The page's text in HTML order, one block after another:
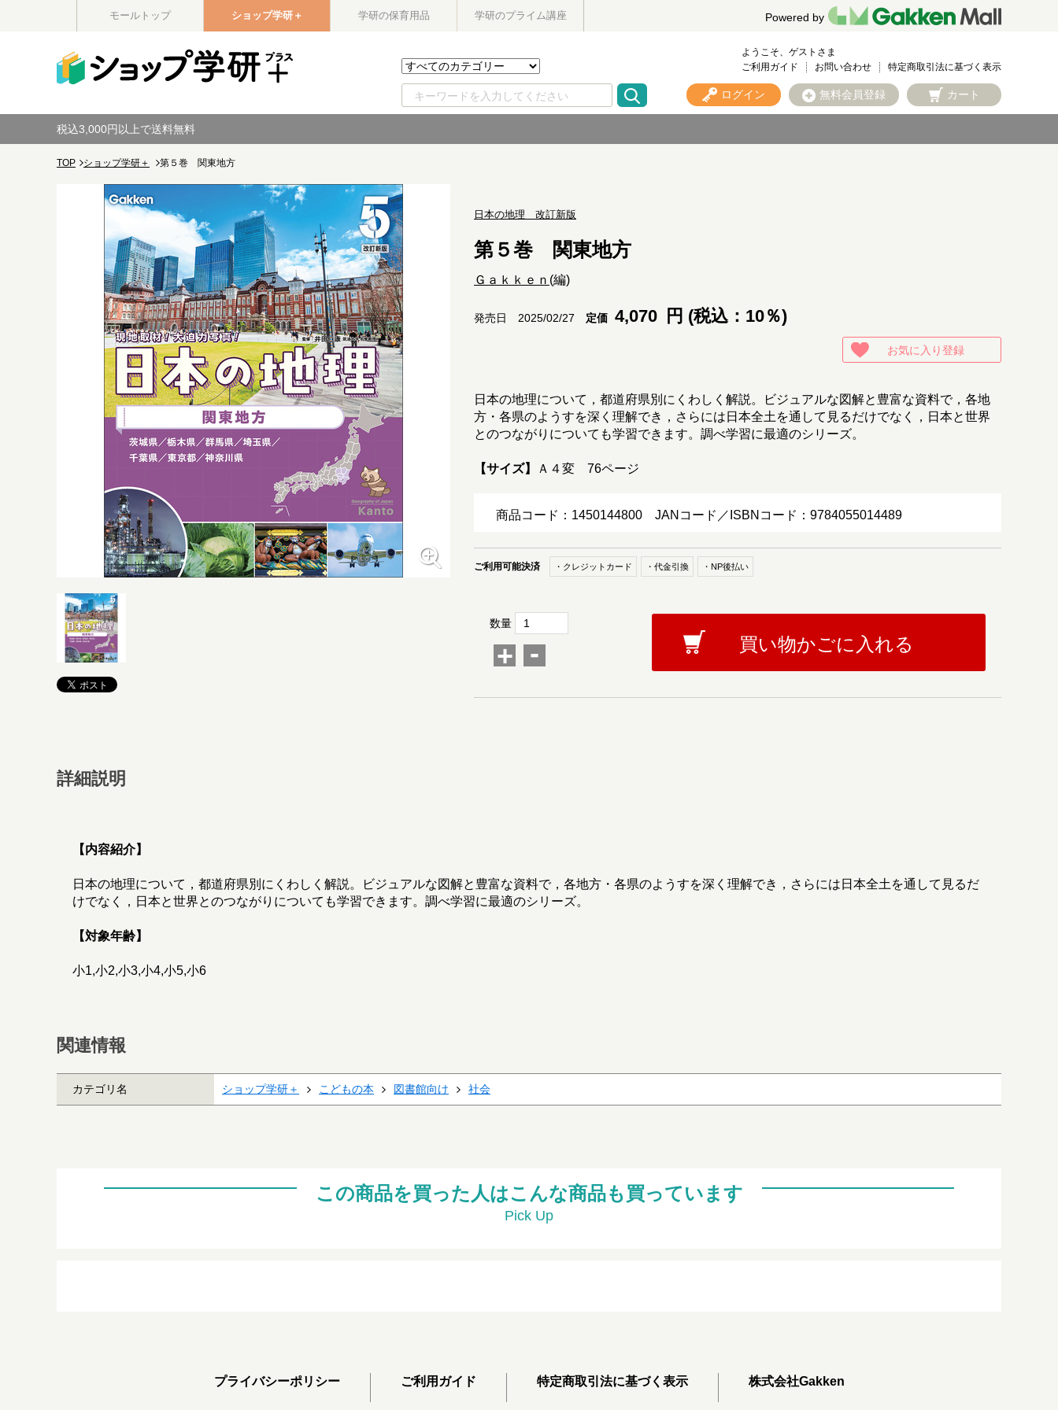
モールトップ ショップ学研＋ 学研の保育用品 学研のプライム講座 Powered by
ようこそ、ゲストさま
ご利用ガイド
お問い合わせ 特定商取引法に基づく表示
ログイン 無料会員登録 カート
税込3,000円以上で送料無料
TOP ショップ学研＋ 第５巻 関東地方
日本の地理 改訂新版
第５巻 関東地方
Ｇａｋｋｅｎ (編)
発売日 2025/02/27 定価 4,070 円 (税込：10％)
お気に入り登録
日本の地理について，都道府県別にくわしく解説。ビジュアルな図解と豊富な資料で，各地
方・各県のようすを深く理解でき，さらには日本全土を通して見るだけでなく，日本と世界
とのつながりについても学習できます。調べ学習に最適のシリーズ。
【サイズ】 Ａ４変 76ページ
商品コード：1450144800 JANコード／ISBNコード：9784055014489
ご利用可能決済 ・クレジットカード ・代金引換 ・NP後払い
数量
+ - 買い物かごに入れる
詳細説明
【内容紹介】
日本の地理について，都道府県別にくわしく解説。ビジュアルな図解と豊富な資料で，各地方・各県のようすを深く理解でき，さらには日本全土を通して見るだ
けでなく，日本と世界とのつながりについても学習できます。調べ学習に最適のシリーズ。
【対象年齢】
小1,小2,小3,小4,小5,小6
関連情報
カテゴリ名 ショップ学研＋ こどもの本 図書館向け 社会
この商品を買った人はこんな商品も買っています
Pick Up
プライバシーポリシー ご利用ガイド 特定商取引法に基づく表示 株式会社Gakken